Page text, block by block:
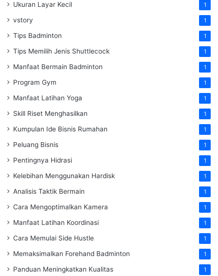
Ukuran Layar Kecil 1
vstory 1
Tips Badminton 1
Tips Memilih Jenis Shuttlecock 1
Manfaat Bermain Badminton 1
Program Gym 1
Manfaat Latihan Yoga 1
Skill Riset Menghasilkan 1
Kumpulan Ide Bisnis Rumahan 1
Peluang Bisnis 1
Pentingnya Hidrasi 1
Kelebihan Menggunakan Hardisk 1
Analisis Taktik Bermain 1
Cara Mengoptimalkan Kamera 1
Manfaat Latihan Koordinasi 1
Cara Memulai Side Hustle 1
Memaksimalkan Forehand Badminton 1
Panduan Meningkatkan Kualitas 1